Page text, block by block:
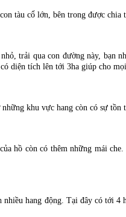
tàu cổ lớn, bên trong được chia
trải qua con đường này, bạn
diện tích lên tới 3ha giúp cho
khu vực hang còn có sự tồn
hồ còn có thêm những mái
hang động. Tại đây có tới 4